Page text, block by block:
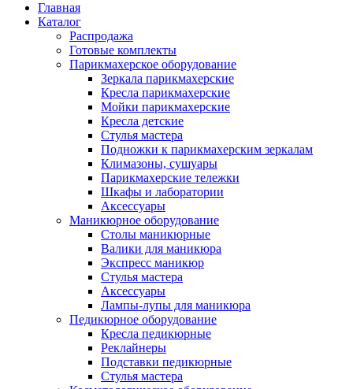
Главная
Каталог
Распродажа
Готовые комплекты
Парикмахерское оборудование
Зеркала парикмахерские
Кресла парикмахерские
Мойки парикмахерские
Кресла детские
Стулья мастера
Подножки к парикмахерским зеркалам
Климазоны, сушуары
Парикмахерские тележки
Шкафы и лаборатории
Аксессуары
Маникюрное оборудование
Столы маникюрные
Валики для маникюра
Экспресс маникюр
Стулья мастера
Аксессуары
Лампы-лупы для маникюра
Педикюрное оборудование
Кресла педикюрные
Реклайнеры
Подставки педикюрные
Стулья мастера